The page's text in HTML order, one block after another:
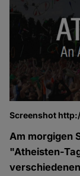
Screenshot
Am morgigen
"Atheisten-